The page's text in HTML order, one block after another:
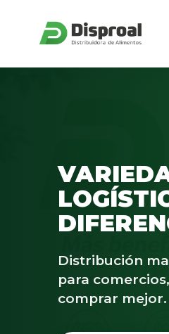
Distribución
para
comprar mejor.